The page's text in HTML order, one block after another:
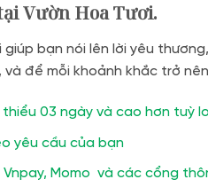
Vườn Hoa Tươi.
bạn nói lên lời yêu
để mỗi khoảnh khắc trở
03 ngày và cao hơn tuỳ
yêu cầu của bạn
Momo và các cổng